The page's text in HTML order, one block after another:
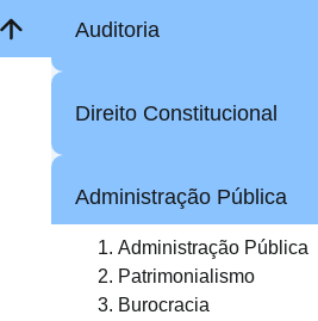
Auditoria
Direito Constitucional
Administração Pública
Administração Pública
Patrimonialismo
Burocracia